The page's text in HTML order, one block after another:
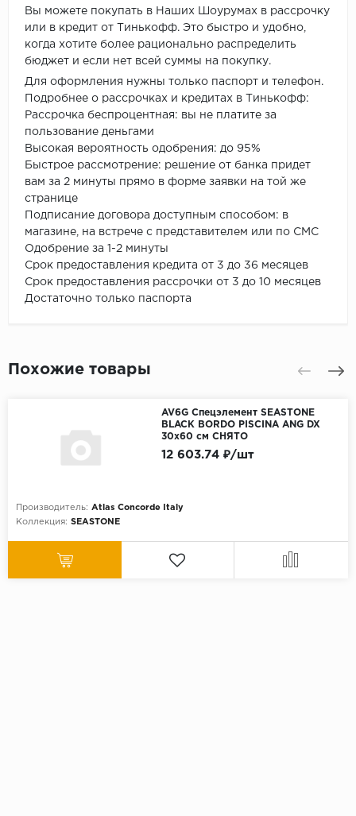
Вы можете покупать в Наших Шоурумах в рассрочку
или в кредит от Тинькофф. Это быстро и удобно,
когда хотите более рационально распределить
бюджет и если нет всей суммы на покупку.
Для оформления нужны только паспорт и телефон.
Подробнее о рассрочках и кредитах в Тинькофф:
Рассрочка беспроцентная: вы не платите за
пользование деньгами
Высокая вероятность одобрения: до 95%
Быстрое рассмотрение: решение от банка придет
вам за 2 минуты прямо в форме заявки на той же
странице
Подписание договора доступным способом: в
магазине, на встрече с представителем или по СМС
Одобрение за 1-2 минуты
Срок предоставления кредита от 3 до 36 месяцев
Срок предоставления рассрочки от 3 до 10 месяцев
Достаточно только паспорта
Похожие товары
AV6G Спецэлемент SEASTONE
BLACK BORDO PISCINA ANG DX
30x60 см СНЯТО
Производитель: Atlas Concorde Italy
Коллекция: SEASTONE
12 603.74 ₽/шт